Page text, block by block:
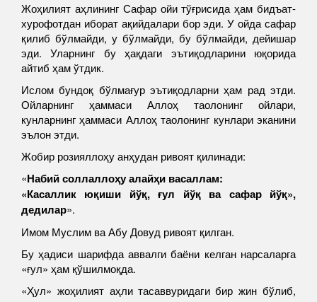
Жоҳилият аҳлининг Сафар ойи тўғрисида ҳам бидъат-
хурофотдан иборат ақийдалари бор эди. У ойда сафар
қилиб бўлмайди, у бўлмайди, бу бўлмайди, дейишар
эди. Уларнинг бу ҳақдаги эътиқодларини юқорида
айтиб ҳам ўтдик.
Ислом бундоқ бўлмағур эътиқодларни ҳам рад этди.
Ойларнинг ҳаммаси Аллоҳ таолонинг ойлари,
кунларнинг ҳаммаси Аллоҳ таолонинг кунлари эканини
эълон этди.
Жобир розияллоҳу анҳудан ривоят қилинади:
«Набий соллаллоҳу алайҳи васаллам:
«Касаллик юқиши йўқ, ғул йўқ ва сафар йўқ»,
дедилар».
Имом Муслим ва Абу Довуд ривоят қилган.
Бу ҳадиси шарифда аввалги баёни келган нарсаларга
«ғул» ҳам қўшилмоқда.
«Ҳул» жоҳилият аҳли тасаввуридаги бир жин бўлиб,